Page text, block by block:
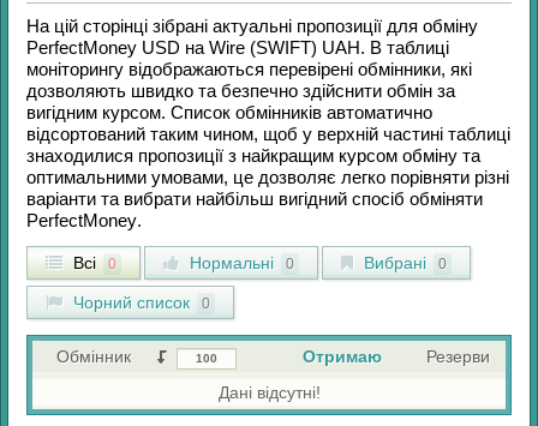
На цій сторінці зібрані актуальні пропозиції для обміну
PerfectMoney USD на Wire (SWIFT) UAH. В таблиці
моніторингу відображаються перевірені обмінники, які
дозволяють швидко та безпечно здійснити обмін за
вигідним курсом. Список обмінників автоматично
відсортований таким чином, щоб у верхній частині таблиці
знаходилися пропозиції з найкращим курсом обміну та
оптимальними умовами, це дозволяє легко порівняти різні
варіанти та вибрати найбільш вигідний спосіб обміняти
PerfectMoney.
Всі 0 Нормальні 0 Вибрані 0
Чорний список 0
Обмінник Отримаю
Резерви
Дані відсутні!